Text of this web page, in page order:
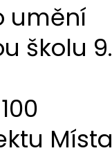
umění
školu 9.
Místa